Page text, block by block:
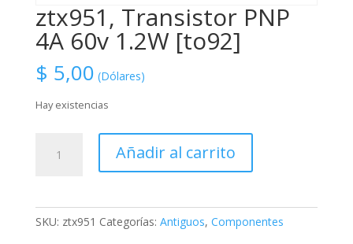
ztx951, Transistor PNP
4A 60v 1.2W [to92]
$ 5,00 (Dólares)
Hay existencias
Transistor
Añadir al carrito
SKU: ztx951 Categorías: Antiguos, Componentes